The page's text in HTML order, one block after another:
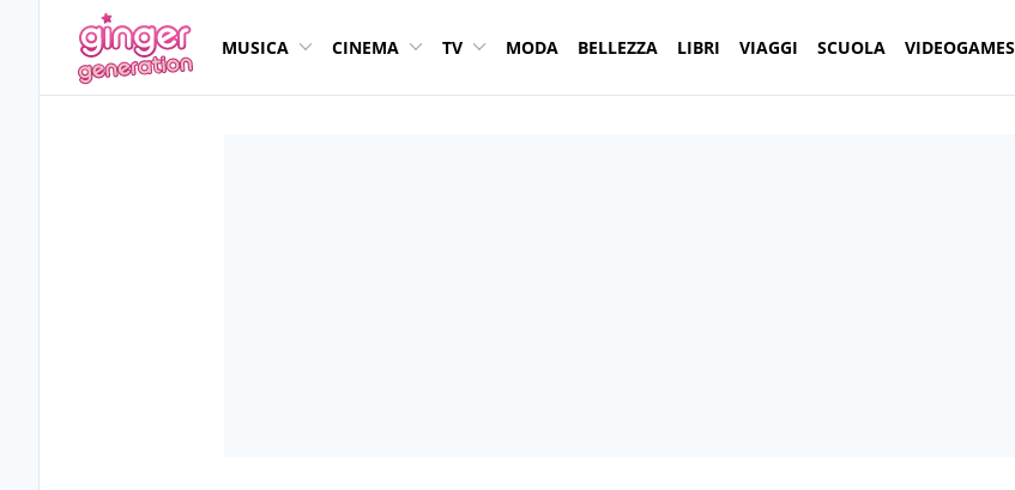
MUSICA CINEMA TV MODA BELLEZZA LIBRI VIAGGI SCUOLA VIDEOGAMES